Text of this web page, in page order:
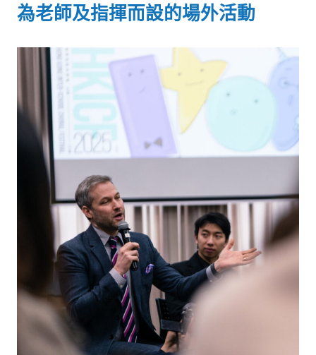
為老師及指揮而設的場外活動